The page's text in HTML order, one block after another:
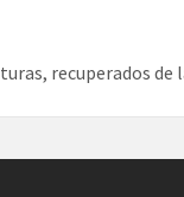
recuperados de